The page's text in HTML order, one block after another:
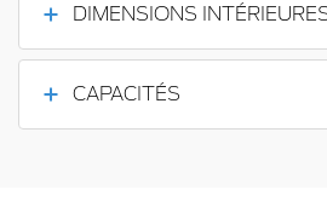
DIMENSIONS
CAPACITÉS